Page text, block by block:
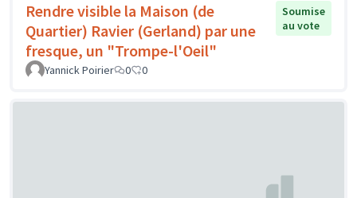
Rendre visible la Maison (de
Quartier) Ravier (Gerland) par une
fresque, un "Trompe-l'Oeil"
Soumise
au vote
Yannick Poirier 0 0